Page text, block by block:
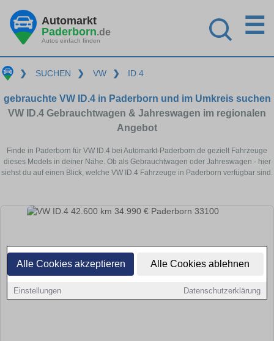
Alle Cookies akzeptieren Alle Cookies ablehnen
Einstellungen Datenschutzerklärung
Automarkt
Paderborn.de
Autos einfach finden
☰
❯ SUCHEN ❯ VW ❯ ID.4
gebrauchte VW ID.4 in Paderborn und im Umkreis suchen
VW ID.4 Gebrauchtwagen & Jahreswagen im regionalen
Angebot
Finde in Paderborn für VW ID.4 bei Automarkt-Paderborn.de gezielt Fahrzeuge
dieses Models in deiner Nähe. Ob als Gebrauchtwagen oder Jahreswagen - hier
siehst du auf einen Blick, welche VW ID.4 Fahrzeuge in Paderborn verfügbar sind.